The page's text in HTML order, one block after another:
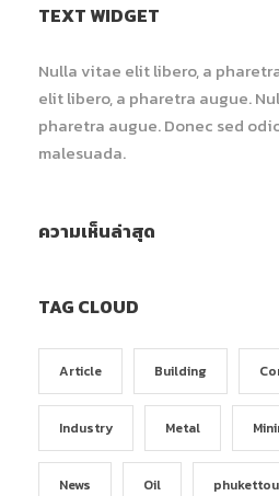
TEXT WIDGET
Nulla vitae elit libero, a
elit libero, a pharetra augue.
pharetra augue. Donec sed
malesuada.
ความเห็นล่าสุด
TAG CLOUD
Article Building
Industry Metal
News Oil